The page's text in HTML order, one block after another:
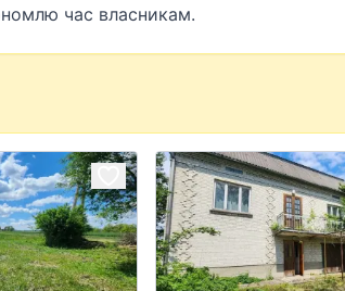
час власникам.